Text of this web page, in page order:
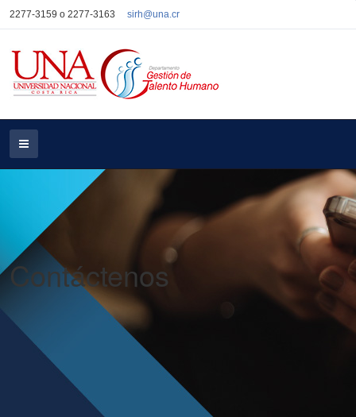
2277-3159 o 2277-3163 sirh@una.cr
Contáctenos